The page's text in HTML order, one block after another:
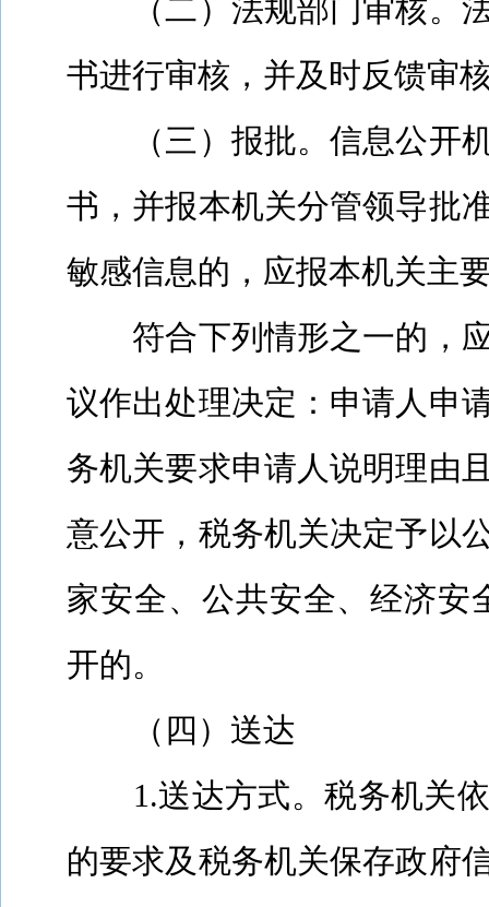
（二）法规部门审核。
书进行审核，并及时反馈审
（三）报批。信息公开
书，并报本机关分管领导批
敏感信息的，应报本机关主
符合下列情形之一的，
议作出处理决定：申请人申
务机关要求申请人说明理由
意公开，税务机关决定予以
家安全、公共安全、经济安
开的。
（四）送达
1.送达方式。税务机关
的要求及税务机关保存政府